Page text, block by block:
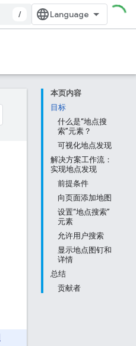
/
本页内容
目标
什么是“地点搜
索”元素？
可视化地点发现
解决方案工作流：
实现地点发现
前提条件
向页面添加地图
设置“地点搜索”
元素
允许用户搜索
显示地点图钉和
详情
总结
贡献者